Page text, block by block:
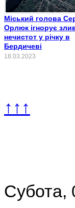
Міський голова
Орлюк ігнорує
нечистот у річку в
Бердичеві
18.03.2023
↑↑↑
Субота,